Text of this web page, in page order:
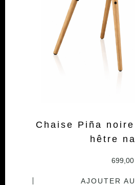
Chaise Piña
hêtre
699,00
AJOUTER